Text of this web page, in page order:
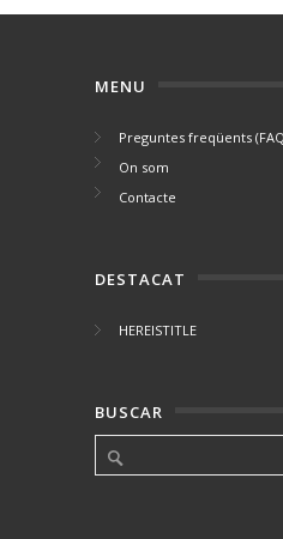
MENU
Preguntes freqüents
On som
Contacte
DESTACAT
HEREISTITLE
BUSCAR